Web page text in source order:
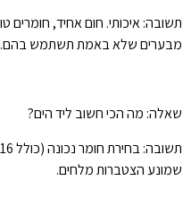
מבערים שלא באמת תשתמש בהם.
שאלה: מה הכי חשוב ליד הים?
שמונע הצטברות מלחים.